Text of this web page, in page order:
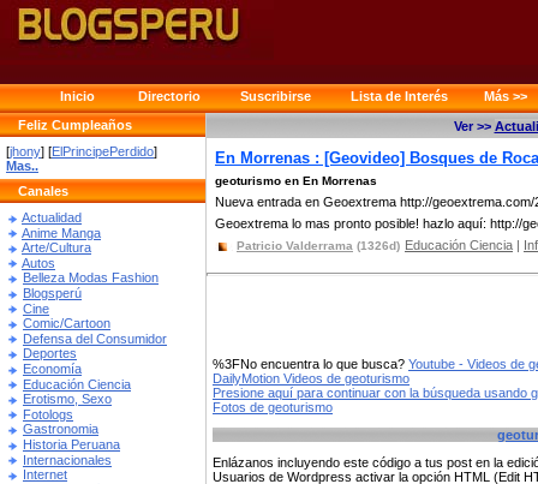
Inicio Directorio Suscribirse Lista de Interés
Más >>
Feliz Cumpleaños
[jhony] [ElPrincipePerdido]
Mas..
Canales
Actualidad
Anime Manga
Arte/Cultura
Autos
Belleza Modas Fashion
Blogsperú
Cine
Comic/Cartoon
Defensa del Consumidor
Deportes
Economía
Educación Ciencia
Erotismo, Sexo
Fotologs
Gastronomia
Historia Peruana
Internacionales
Internet
Ver >>
En Morrenas : [Geovideo] Bosques de
geoturismo en En Morrenas
Nueva entrada en Geoextrema http://
Geoextrema lo mas pronto posible! hazlo aquí: http://
Patricio Valderrama (1326d) Educación Ciencia |
%3FNo encuentra lo que busca? Youtube - Videos de
DailyMotion Videos de geoturismo
Presione aquí para continuar con la búsqueda usando
Fotos de geoturismo
Enlázanos incluyendo este código a tus post en la
Usuarios de Wordpress activar la opción HTML (Edit